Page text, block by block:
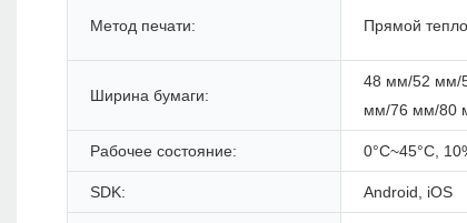
Метод печати: Прямой тепло
Ширина бумаги:
48 мм/52 мм/
мм/76 мм/80
Рабочее состояние: 0°C~45°C,
SDK: Android, iOS